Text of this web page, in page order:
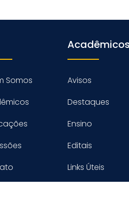
Somos
Acadêmicos
Avisos
Destaques
Ensino
Editais
Links Úteis